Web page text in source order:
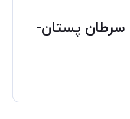
سرطان پستان-